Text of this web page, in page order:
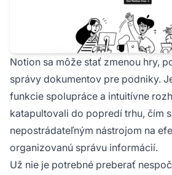
Notion sa môže stať zmenou hry,
správy dokumentov pre podniky.
funkcie spolupráce a intuitívne
katapultovali do popredí trhu, čím
nepostrádateľným nástrojom na
organizovanú správu informácií.
Už nie je potrebné preberať